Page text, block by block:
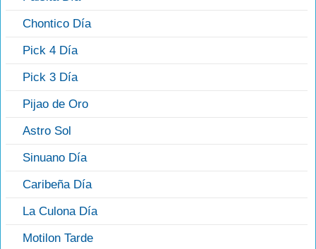
Chontico Día
Pick 4 Día
Pick 3 Día
Pijao de Oro
Astro Sol
Sinuano Día
Caribeña Día
La Culona Día
Motilon Tarde